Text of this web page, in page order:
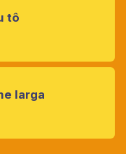
tô
larga